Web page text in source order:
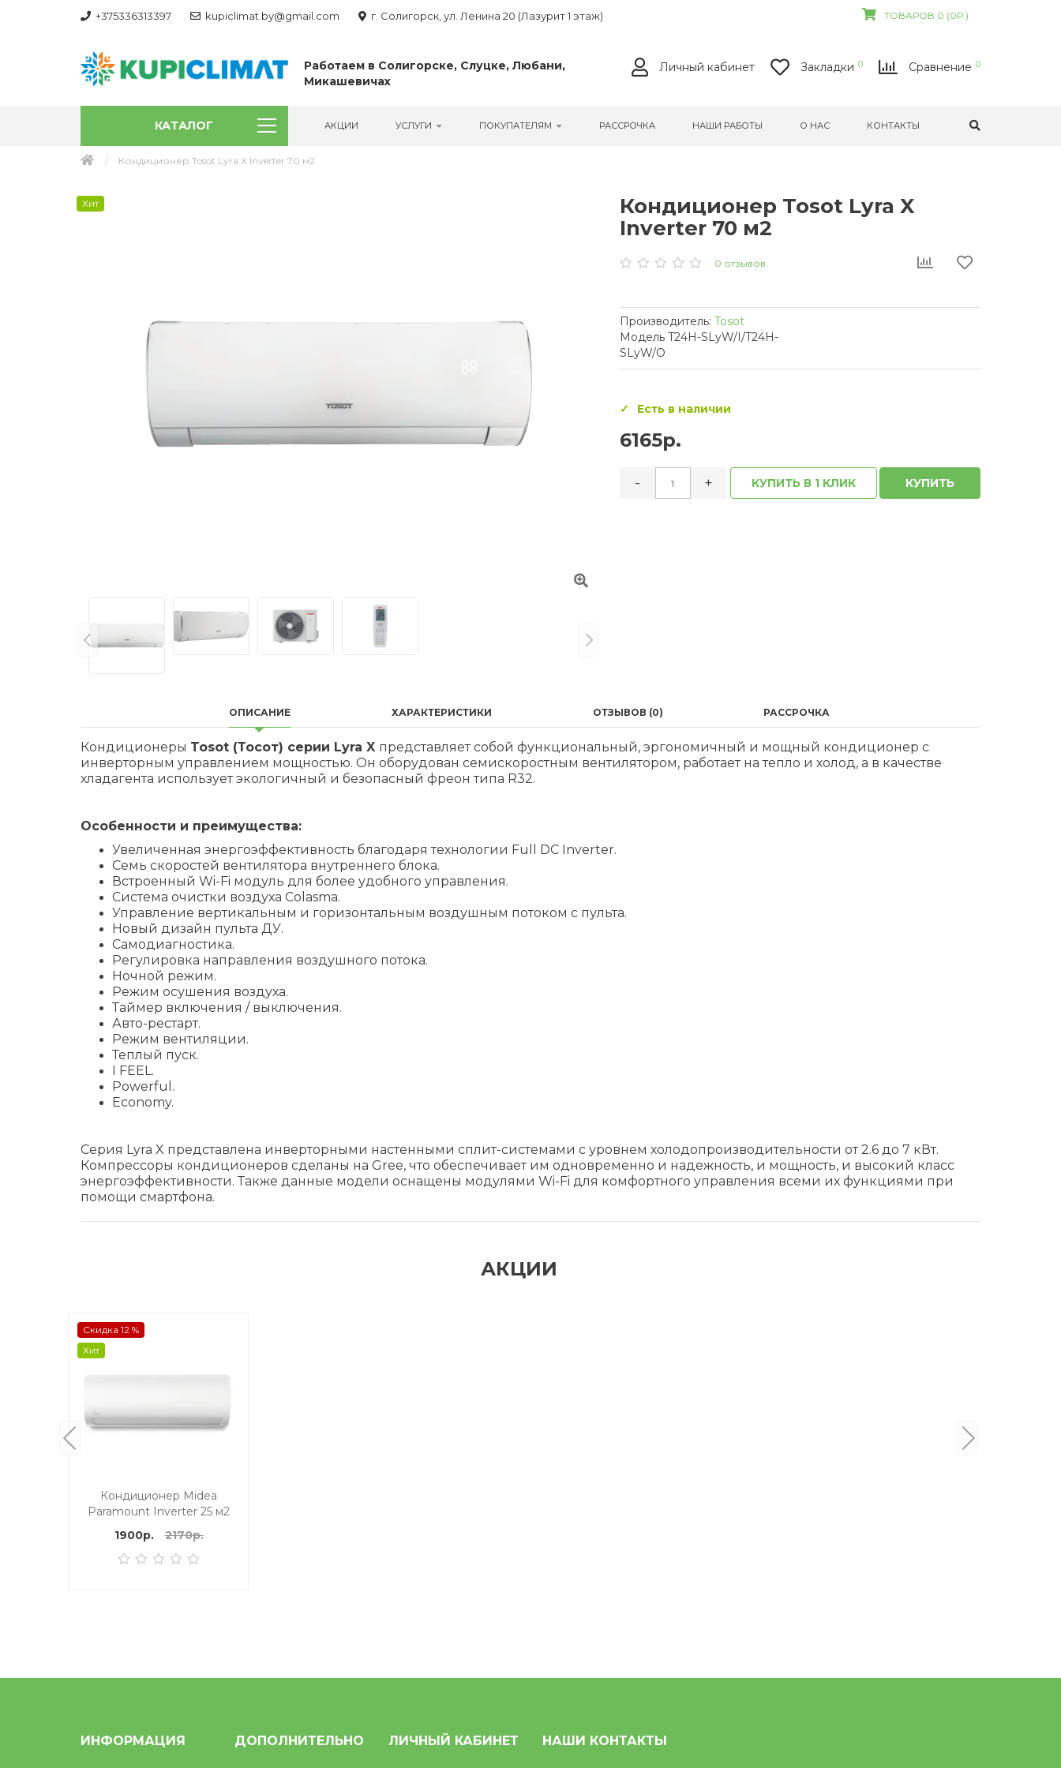
+375336313397 kupiclimat.by@gmail.com г. Солигорск, ул. Ленина 20 (Лазурит 1 этаж) ТОВАРОВ 0 (0Р.)
Работаем в Солигорске, Слуцке, Любани,
Микашевичах
Личный кабинет Закладки 0 Сравнение 0
КАТАЛОГ АКЦИИ УСЛУГИ ПОКУПАТЕЛЯМ РАССРОЧКА НАШИ РАБОТЫ О НАС КОНТАКТЫ
Кондиционер Tosot Lyra X Inverter 70 м2
Хит
Кондиционер Tosot Lyra X
Inverter 70 м2
0 отзывов
Производитель: Tosot
Модель T24H-SLyW/I/T24H-
SLyW/O
Есть в наличии
6165р.
- + КУПИТЬ В 1 КЛИК КУПИТЬ
ОПИСАНИЕ ХАРАКТЕРИСТИКИ ОТЗЫВОВ (0) РАССРОЧКА
Кондиционеры Tosot (Тосот) серии Lyra X представляет собой функциональный, эргономичный и мощный кондиционер с
инверторным управлением мощностью. Он оборудован семискоростным вентилятором, работает на тепло и холод, а в качестве
хладагента использует экологичный и безопасный фреон типа R32.
Особенности и преимущества:
Увеличенная энергоэффективность благодаря технологии Full DC Inverter.
Семь скоростей вентилятора внутреннего блока.
Встроенный Wi-Fi модуль для более удобного управления.
Система очистки воздуха Colasma.
Управление вертикальным и горизонтальным воздушным потоком с пульта.
Новый дизайн пульта ДУ.
Самодиагностика.
Регулировка направления воздушного потока.
Ночной режим.
Режим осушения воздуха.
Таймер включения / выключения.
Авто-рестарт.
Режим вентиляции.
Теплый пуск.
I FEEL.
Powerful.
Economy.
Серия Lyra X представлена инверторными настенными сплит-системами с уровнем холодопроизводительности от 2.6 до 7 кВт.
Компрессоры кондиционеров сделаны на Gree, что обеспечивает им одновременно и надежность, и мощность, и высокий класс
энергоэффективности. Также данные модели оснащены модулями Wi-Fi для комфортного управления всеми их функциями при
помощи смартфона.
АКЦИИ
Скидка 12 %
Хит
Кондиционер Midea
Paramount Inverter 25 м2
1900р.
2170р.
ИНФОРМАЦИЯ ДОПОЛНИТЕЛЬНО ЛИЧНЫЙ КАБИНЕТ НАШИ КОНТАКТЫ